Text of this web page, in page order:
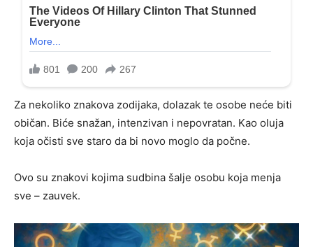
Za nekoliko znakova zodijaka, dolazak te osobe neće biti
običan. Biće snažan, intenzivan i nepovratan. Kao oluja
koja očisti sve staro da bi novo moglo da počne.
Ovo su znakovi kojima sudbina šalje osobu koja menja
sve – zauvek.